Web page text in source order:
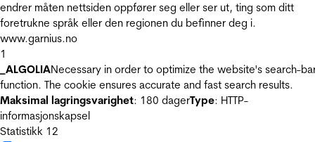
endrer måten nettsiden oppfører seg eller ser ut, ting som ditt
foretrukne språk eller den regionen du befinner deg i.
www.garnius.no
1
_ALGOLIANecessary in order to optimize the website's search-
function. The cookie ensures accurate and fast search results.
Maksimal lagringsvarighet: 180 dagerType: HTTP-
informasjonskapsel
Statistikk 12